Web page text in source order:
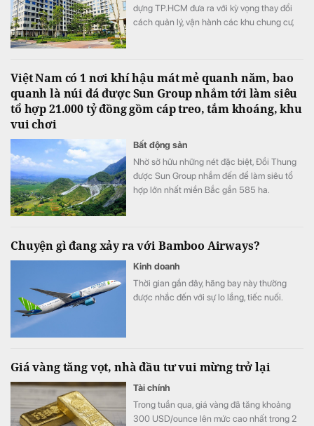
dựng TP.HCM đưa ra với kỳ vọng thay đổi
cách quản lý, vận hành các khu chung cư,
Việt Nam có 1 nơi khí hậu mát mẻ quanh năm, bao
quanh là núi đá được Sun Group nhắm tới làm siêu
tổ hợp 21.000 tỷ đồng gồm cáp treo, tắm khoáng, khu
vui chơi
Bất động sản
Nhờ sở hữu những nét đặc biệt, Đồi Thung
được Sun Group nhắm đến để làm siêu tổ
hợp lớn nhất miền Bắc gần 585 ha.
Chuyện gì đang xảy ra với Bamboo Airways?
Kinh doanh
Thời gian gần đây, hãng bay này thường
được nhắc đến với sự lo lắng, tiếc nuối.
Giá vàng tăng vọt, nhà đầu tư vui mừng trở lại
Tài chính
Trong tuần qua, giá vàng đã tăng khoảng
300 USD/ounce lên mức cao nhất trong 2